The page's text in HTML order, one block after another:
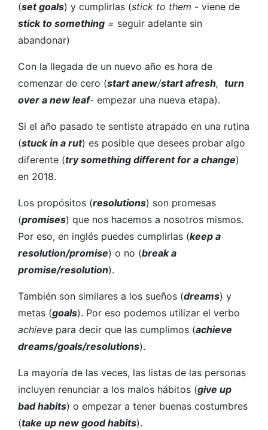
(set goals) y cumplirlas (stick to them - viene de
stick to something = seguir adelante sin
abandonar)
Con la llegada de un nuevo año es hora de
comenzar de cero (start anew/start afresh, turn
over a new leaf- empezar una nueva etapa).
Si el año pasado te sentiste atrapado en una rutina
(stuck in a rut) es posible que desees probar algo
diferente (try something different for a change)
en 2018.
Los propósitos (resolutions) son promesas
(promises) que nos hacemos a nosotros mismos.
Por eso, en inglés puedes cumplirlas (keep a
resolution/promise) o no (break a
promise/resolution).
También son similares a los sueños (dreams) y
metas (goals). Por eso podemos utilizar el verbo
achieve para decir que las cumplimos (achieve
dreams/goals/resolutions).
La mayoría de las veces, las listas de las personas
incluyen renunciar a los malos hábitos (give up
bad habits) o empezar a tener buenas costumbres
(take up new good habits).